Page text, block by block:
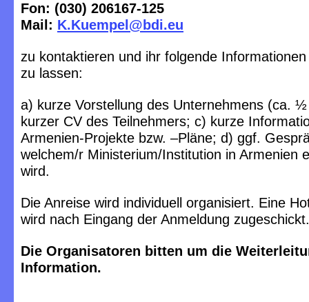
Fon: (030) 206167-125
Mail: K.Kuempel@bdi.eu
zu kontaktieren und ihr folgende
zu lassen:
a) kurze Vorstellung des Unternehmens (ca.
kurzer CV des Teilnehmers; c) kurze
Armenien-Projekte bzw. –Pläne; d) ggf.
welchem/r Ministerium/Institution in Armenien
wird.
Die Anreise wird individuell organisiert. Eine
wird nach Eingang der Anmeldung zugeschickt.
Die Organisatoren bitten um die
Information.